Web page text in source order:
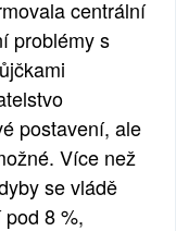
centrální
problémy s
postavení, ale
Více než
se vládě
8 %,